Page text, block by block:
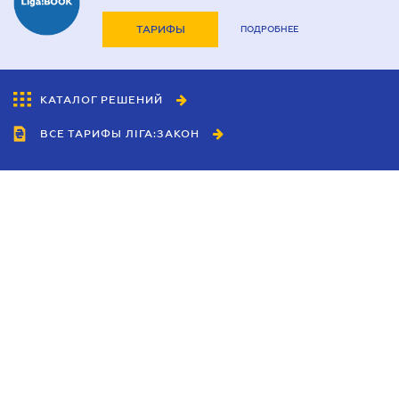
ТАРИФЫ ПОДРОБНЕЕ
КАТАЛОГ РЕШЕНИЙ
ВСЕ ТАРИФЫ ЛІГА:ЗАКОН